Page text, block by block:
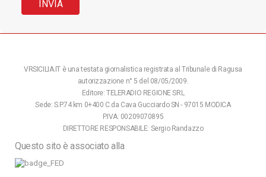
VRSICILIA.IT è una testata giornalistica registrata al Tribunale di Ragusa
autorizzazione n° 5 del 08/05/2009.
Editore: TELERADIO REGIONE SRL
Sede: S.P.74 km 0+400 C.da Cava Gucciardo SN - 97015 MODICA
P.IVA: 00209070895
DIRETTORE RESPONSABILE: Sergio Randazzo
Questo sito è associato alla